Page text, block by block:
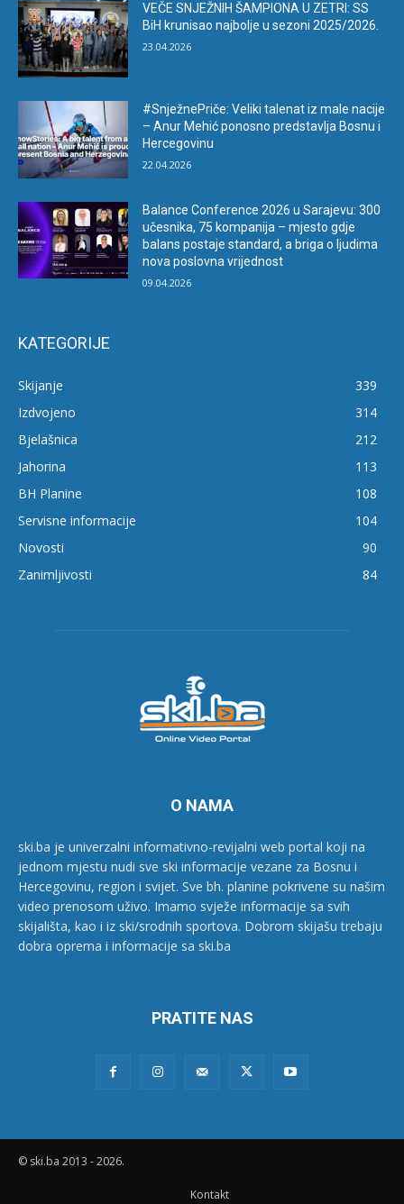
VEČE SNJEŽNIH ŠAMPIONA U ZETRI: SS
BiH krunisao najbolje u sezoni 2025/2026.
23.04.2026
#SnježnePriče: Veliki talenat iz male nacije
– Anur Mehić ponosno predstavlja Bosnu i
Hercegovinu
22.04.2026
Balance Conference 2026 u Sarajevu: 300
učesnika, 75 kompanija – mjesto gdje
balans postaje standard, a briga o ljudima
nova poslovna vrijednost
09.04.2026
KATEGORIJE
Skijanje
339
Izdvojeno
314
Bjelašnica
212
Jahorina
113
BH Planine
108
Servisne informacije
104
Novosti
90
Zanimljivosti
84
O NAMA
ski.ba je univerzalni informativno-revijalni web portal koji na
jednom mjestu nudi sve ski informacije vezane za Bosnu i
Hercegovinu, region i svijet. Sve bh. planine pokrivene su našim
video prenosom uživo. Imamo svježe informacije sa svih
skijališta, kao i iz ski/srodnih sportova. Dobrom skijašu trebaju
dobra oprema i informacije sa ski.ba
PRATITE NAS
© ski.ba 2013 - 2026.
Kontakt